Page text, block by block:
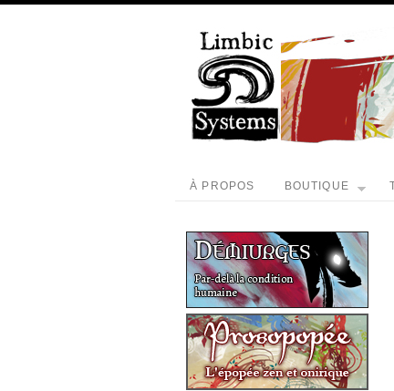
À PROPOS BOUTIQUE